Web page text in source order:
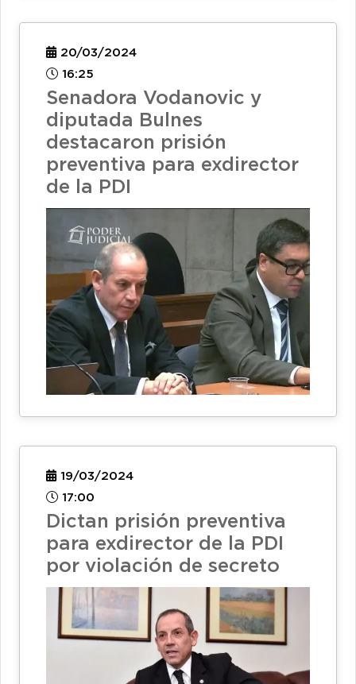
20/03/2024
16:25
Senadora Vodanovic y
diputada Bulnes
destacaron prisión
preventiva para exdirector
de la PDI
19/03/2024
17:00
Dictan prisión preventiva
para exdirector de la PDI
por violación de secreto